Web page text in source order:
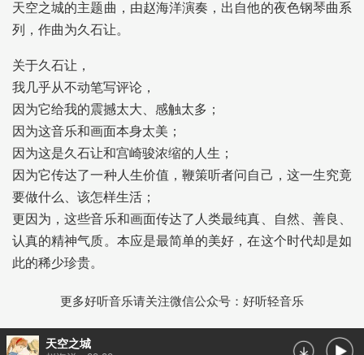
天空之城的主题曲，由赵海洋演奏，出自他的夜色钢琴曲系
列，作曲为久石让。
关于久石让，
我几乎从不动笔写评论，
因为它给我的震撼太大、感触太多；
因为这音乐和画面本身太美；
因为这是久石让和宫崎骏浓缩的人生；
因为它传达了一种人生价值，鞭策听者问自己，这一生究竟
要做什么、该怎样生活；
更因为，这些音乐和画面传达了人类最纯真、自然、善良、
认真的精神气质。本应是最简单的美好，在这个时代却是如
此的稀少珍贵。
更多好听音乐请关注微信公众号：好听轻音乐
天空之城